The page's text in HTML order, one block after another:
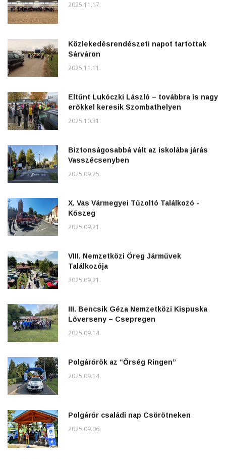
2025.11.17.
Közlekedésrendészeti napot tartottak
Sárváron
2025.11.11.
Eltűnt Lukóczki László – továbbra is nagy
erőkkel keresik Szombathelyen
2025.10.31.
Biztonságosabbá vált az iskolába járás
Vasszécsenyben
2025.09.25.
X. Vas Vármegyei Tűzoltó Találkozó -
Kőszeg
2025.09.21.
VIII. Nemzetközi Öreg Járművek
Találkozója
2025.09.21.
III. Bencsik Géza Nemzetközi Kispuska
Lőverseny – Csepregen
2025.09.14.
Polgárőrök az “Őrség Ringen”
2025.09.14.
Polgárőr családi nap Csörötneken
2025.09.06.